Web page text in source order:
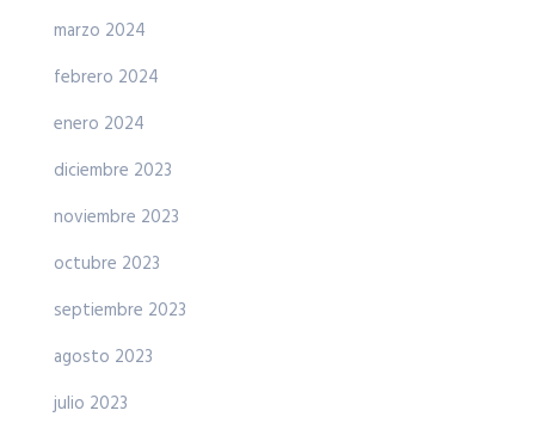
marzo 2024
febrero 2024
enero 2024
diciembre 2023
noviembre 2023
octubre 2023
septiembre 2023
agosto 2023
julio 2023